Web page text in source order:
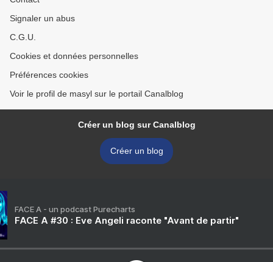
Signaler un abus
C.G.U.
Cookies et données personnelles
Préférences cookies
Voir le profil de masyl sur le portail Canalblog
Créer un blog sur Canalblog
Créer un blog
FACE A - un podcast Purecharts
FACE A #30 : Eve Angeli raconte "Avant de partir"